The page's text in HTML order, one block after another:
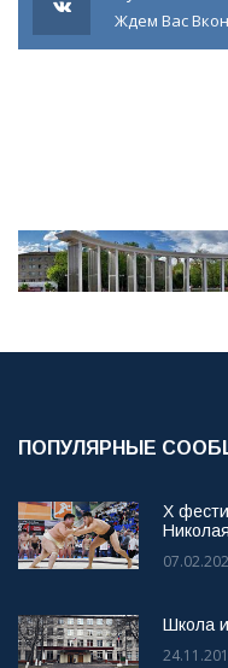
Ждем Вас
ПОПУЛЯРНЫЕ
X
Школа